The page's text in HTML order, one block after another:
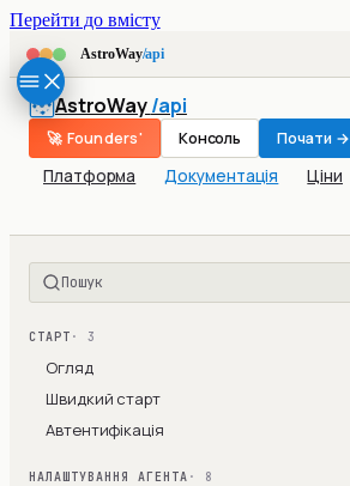
Перейти до вмісту
AstroWay/api
AstroWay/api
Платформа Документація Ціни
🚀 Founders' Консоль Почати →
Пошук
СТАРТ · 3
Огляд
Швидкий старт
Автентифікація
НАЛАШТУВАННЯ АГЕНТА · 8